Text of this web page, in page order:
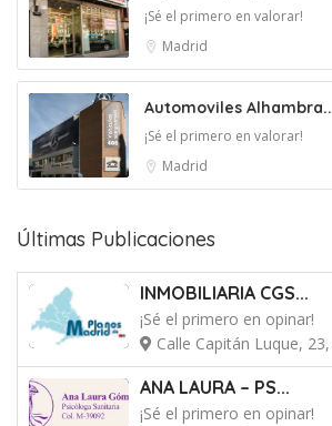
¡Sé el primero en valorar!
Madrid
Automoviles Alhambra..
¡Sé el primero en valorar!
Madrid
Últimas Publicaciones
INMOBILIARIA CGS...
¡Sé el primero en opinar!
Calle Capitán Luque,
ANA LAURA – PS...
¡Sé el primero en opinar!